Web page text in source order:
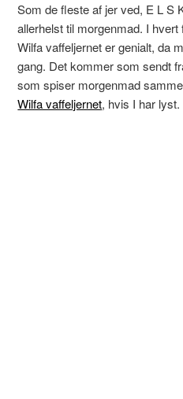
Som de fleste af jer ved, E L S
allerhelst til morgenmad. I
Wilfa vaffeljernet er genialt, da
gang. Det kommer som sendt
som spiser morgenmad
Wilfa vaffeljernet, hvis I har lyst.